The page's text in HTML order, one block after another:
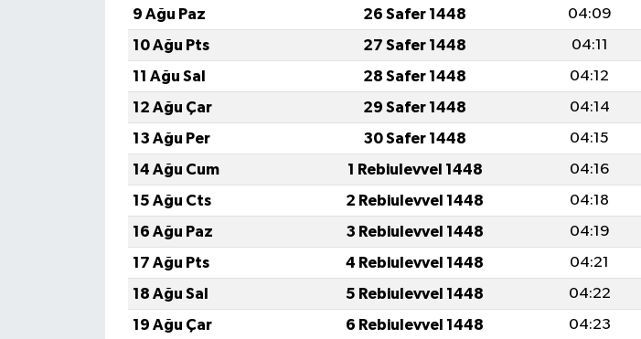
9 Ağu Paz
26 Safer 1448 04:09
10 Ağu Pts
27 Safer 1448 04:11
11 Ağu Sal
28 Safer 1448 04:12
12 Ağu Çar
29 Safer 1448 04:14
13 Ağu Per
30 Safer 1448 04:15
14 Ağu Cum
1 Rebiulevvel 1448 04:16
15 Ağu Cts
2 Rebiulevvel 1448 04:18
16 Ağu Paz
3 Rebiulevvel 1448 04:19
17 Ağu Pts
4 Rebiulevvel 1448 04:21
18 Ağu Sal
5 Rebiulevvel 1448 04:22
19 Ağu Çar
6 Rebiulevvel 1448 04:23